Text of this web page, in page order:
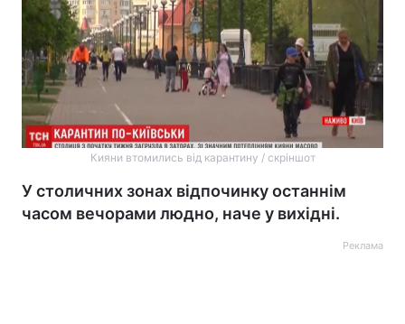
Кияни втомились від карантину / скріншот
У столичних зонах відпочинку останнім
часом вечорами людно, наче у вихідні.
Реклама